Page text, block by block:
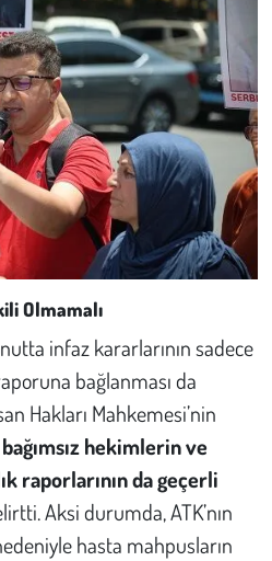
Olmamalı
infaz kararlarının sadece
bağlanması da
Hakları Mahkemesi’nin
bağımsız hekimlerin ve
raporlarının da geçerli
Aksi durumda, ATK’nın
hasta mahpusların